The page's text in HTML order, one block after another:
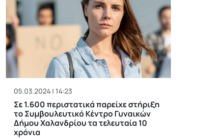
05.03.2024 | 14:23
Σε 1.600 περιστατικά παρείχε στήριξη
το Συμβουλευτικό Κέντρο Γυναικών
Δήμου Χαλανδρίου τα τελευταία 10
χρόνια